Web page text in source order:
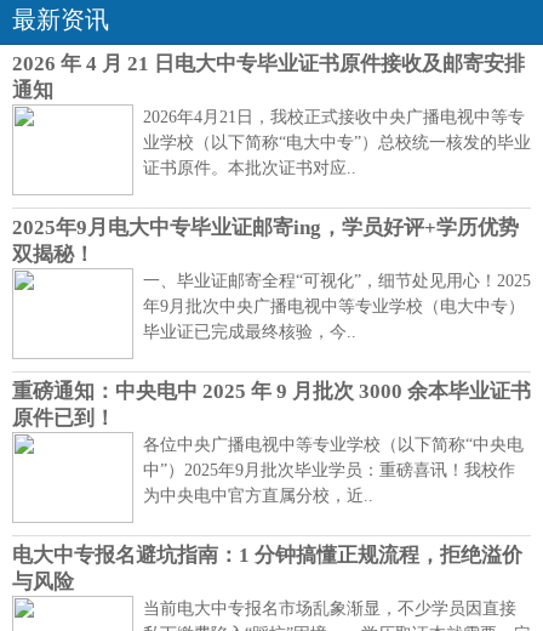
最新资讯
2026 年 4 月 21 日电大中专毕业证书原件接收及邮寄安排
通知
2026年4月21日，我校正式接收中央广播电视中等专
业学校（以下简称“电大中专”）总校统一核发的毕业
证书原件。本批次证书对应..
2025年9月电大中专毕业证邮寄ing，学员好评+学历优势
双揭秘！
一、毕业证邮寄全程“可视化”，细节处见用心！2025
年9月批次中央广播电视中等专业学校（电大中专）
毕业证已完成最终核验，今..
重磅通知：中央电中 2025 年 9 月批次 3000 余本毕业证书
原件已到！
各位中央广播电视中等专业学校（以下简称“中央电
中”）2025年9月批次毕业学员：重磅喜讯！我校作
为中央电中官方直属分校，近..
电大中专报名避坑指南：1 分钟搞懂正规流程，拒绝溢价
与风险
当前电大中专报名市场乱象渐显，不少学员因直接